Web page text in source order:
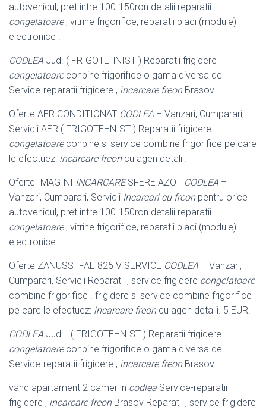
autovehicul, pret intre 100-150ron detalii reparatii
congelatoare, vitrine frigorifice, reparatii placi (module)
electronice .
CODLEA Jud. ( FRIGOTEHNIST ) Reparatii frigidere
congelatoareconbine frigorifice o gama diversa de
Service-reparatii frigidere , incarcare freonBrasov
Oferte AER CONDITIONAT CODLEA – Vanzari, Cumparari,
Servicii AER ( FRIGOTEHNIST ) Reparatii frigidere
congelatoareconbine si service combine frigorifice pe care
le efectuez: incarcare freoncu agen detalii.
Oferte IMAGINI INCARCARESFERE AZOT CODLEA –
Vanzari, Cumparari, Servicii Incarcari cu freonpentru orice
autovehicul, pret intre 100-150ron detalii reparatii
congelatoare, vitrine frigorifice, reparatii placi (module)
electronice .
Oferte ZANUSSI FAE 825 V SERVICE CODLEA – Vanzari,
Cumparari, Servicii Reparatii , service frigidere congelatoare
combine frigorifice . frigidere si service combine frigorifice
pe care le efectuez: incarcare freoncu agen detalii. 5 EUR.
CODLEA Jud. . ( FRIGOTEHNIST ) Reparatii frigidere
congelatoareconbine frigorifice o gama diversa de .
Service-reparatii frigidere , incarcare freonBrasov.
vand apartament 2 camer in codlea Service-reparatii
frigidere , incarcare freonBrasov Reparatii , service frigidere